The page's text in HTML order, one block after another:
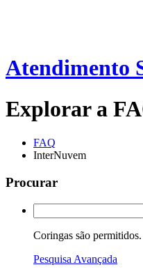
Atendimento
Explorar a
FAQ
InterNuvem
Procurar
Coringas são permitidos.
Pesquisa Avançada